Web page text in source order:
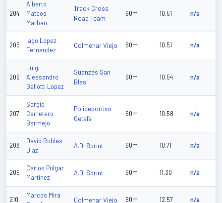
204
Alberto
Mateos
Marban
Track Cross
Road Team
60m 10.51 n/a
205
Iago Lopez
Fernandez
Colmenar Viejo 60m 10.51 n/a
206
Luigi
Alessandro
Gallotti Lopez
Suanzes San
Blas
60m 10.54 n/a
207
Sergio
Carretero
Bermejo
Polideportivo
Getafe
60m 10.58 n/a
208
David Robles
Diaz
A.D. Sprint 60m 10.71 n/a
209
Carlos Pulgar
Martinez
A.D. Sprint 60m 11.30 n/a
210
Marcos Mira
Colmenar Viejo 60m 12.57 n/a